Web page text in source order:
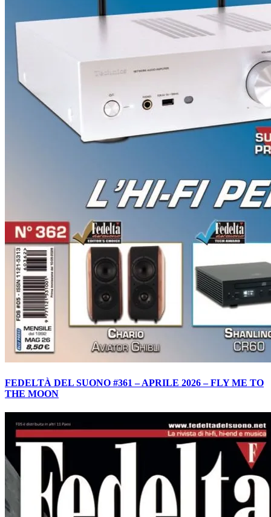
FEDELTÀ DEL SUONO #361 – APRILE 2026 – FLY ME TO
THE MOON